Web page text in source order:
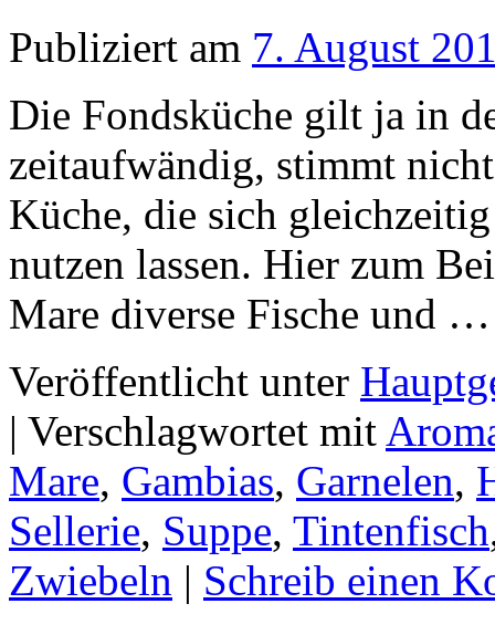
Publiziert am 7. August
Die Fondsküche gilt ja in
zeitaufwändig, stimmt
Küche, die sich
nutzen lassen. Hier zum
Mare diverse Fische und
Veröffentlicht unter
| Verschlagwortet mit
Mare, Gambias, Garnelen,
Sellerie, Suppe, Tintenfisch
Zwiebeln | Schreib einen